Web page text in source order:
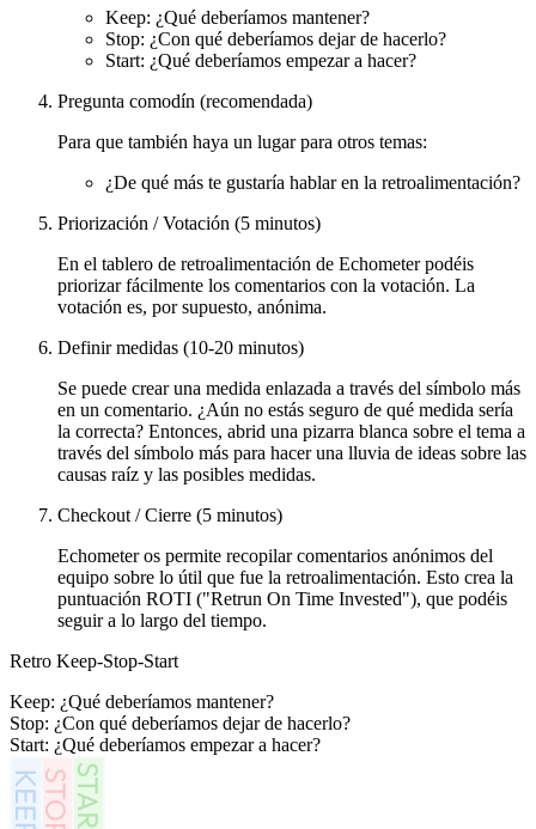
Keep: ¿Qué deberíamos mantener?
Stop: ¿Con qué deberíamos dejar de hacerlo?
Start: ¿Qué deberíamos empezar a hacer?
Pregunta comodín (recomendada)
Para que también haya un lugar para otros temas:
¿De qué más te gustaría hablar en la retroalimentación?
Priorización / Votación (5 minutos)
En el tablero de retroalimentación de Echometer podéis
priorizar fácilmente los comentarios con la votación. La
votación es, por supuesto, anónima.
Definir medidas (10-20 minutos)
Se puede crear una medida enlazada a través del símbolo más
en un comentario. ¿Aún no estás seguro de qué medida sería
la correcta? Entonces, abrid una pizarra blanca sobre el tema a
través del símbolo más para hacer una lluvia de ideas sobre las
causas raíz y las posibles medidas.
Checkout / Cierre (5 minutos)
Echometer os permite recopilar comentarios anónimos del
equipo sobre lo útil que fue la retroalimentación. Esto crea la
puntuación ROTI ("Retrun On Time Invested"), que podéis
seguir a lo largo del tiempo.
Retro Keep-Stop-Start
Keep: ¿Qué deberíamos mantener?
Stop: ¿Con qué deberíamos dejar de hacerlo?
Start: ¿Qué deberíamos empezar a hacer?